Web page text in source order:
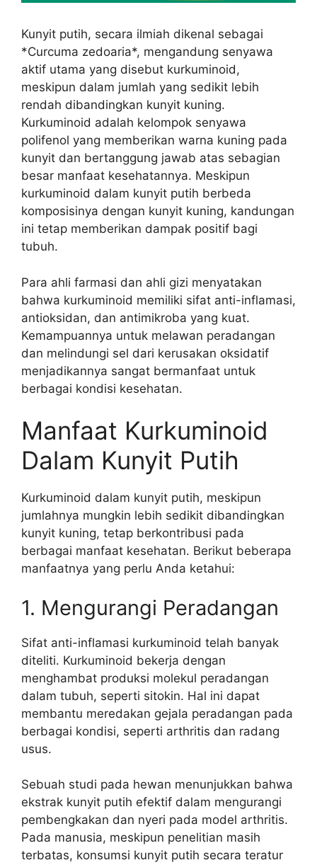
Kunyit putih, secara ilmiah dikenal sebagai
*Curcuma zedoaria*, mengandung senyawa
aktif utama yang disebut kurkuminoid,
meskipun dalam jumlah yang sedikit lebih
rendah dibandingkan kunyit kuning.
Kurkuminoid adalah kelompok senyawa
polifenol yang memberikan warna kuning pada
kunyit dan bertanggung jawab atas sebagian
besar manfaat kesehatannya. Meskipun
kurkuminoid dalam kunyit putih berbeda
komposisinya dengan kunyit kuning, kandungan
ini tetap memberikan dampak positif bagi
tubuh.
Para ahli farmasi dan ahli gizi menyatakan
bahwa kurkuminoid memiliki sifat anti-inflamasi,
antioksidan, dan antimikroba yang kuat.
Kemampuannya untuk melawan peradangan
dan melindungi sel dari kerusakan oksidatif
menjadikannya sangat bermanfaat untuk
berbagai kondisi kesehatan.
Manfaat Kurkuminoid
Dalam Kunyit Putih
Kurkuminoid dalam kunyit putih, meskipun
jumlahnya mungkin lebih sedikit dibandingkan
kunyit kuning, tetap berkontribusi pada
berbagai manfaat kesehatan. Berikut beberapa
manfaatnya yang perlu Anda ketahui:
1. Mengurangi Peradangan
Sifat anti-inflamasi kurkuminoid telah banyak
diteliti. Kurkuminoid bekerja dengan
menghambat produksi molekul peradangan
dalam tubuh, seperti sitokin. Hal ini dapat
membantu meredakan gejala peradangan pada
berbagai kondisi, seperti arthritis dan radang
usus.
Sebuah studi pada hewan menunjukkan bahwa
ekstrak kunyit putih efektif dalam mengurangi
pembengkakan dan nyeri pada model arthritis.
Pada manusia, meskipun penelitian masih
terbatas, konsumsi kunyit putih secara teratur